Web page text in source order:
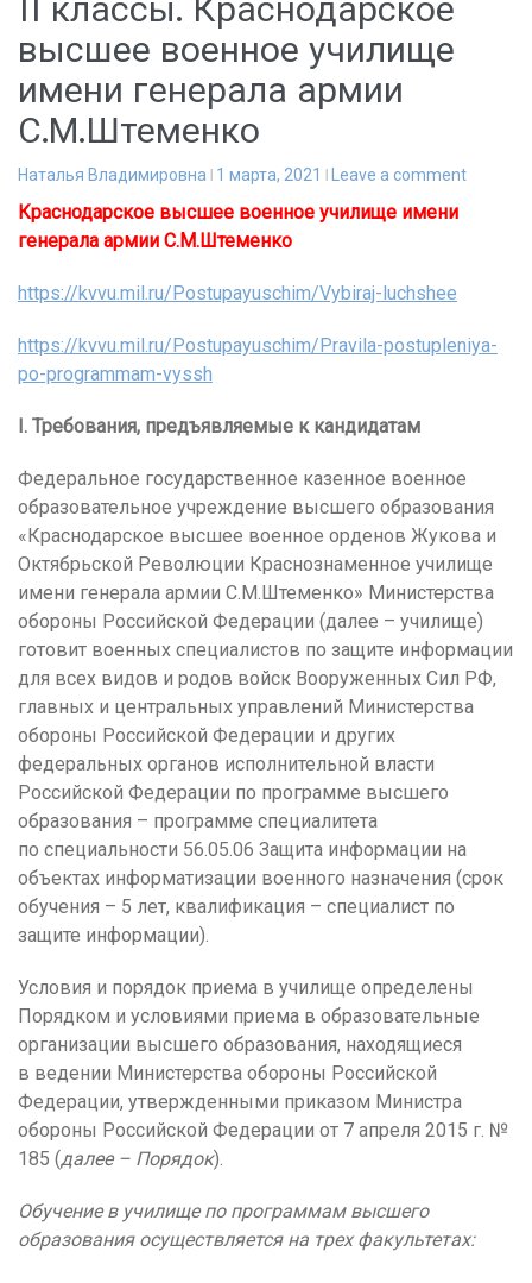
высшее военное училище
имени генерала армии
С.М.Штеменко
Наталья Владимировна 1 марта, 2021 Leave a comment
Краснодарское высшее военное училище имени
генерала армии С.М.Штеменко
https://kvvu.mil.ru/Postupayuschim/Vybiraj-luchshee
https://kvvu.mil.ru/Postupayuschim/Pravila-postupleniya-
po-programmam-vyssh
I. Требования, предъявляемые к кандидатам
Федеральное государственное казенное военное
образовательное учреждение высшего образования
«Краснодарское высшее военное орденов Жукова и
Октябрьской Революции Краснознаменное училище
имени генерала армии С.М.Штеменко» Министерства
обороны Российской Федерации (далее – училище)
готовит военных специалистов по защите информации
для всех видов и родов войск Вооруженных Сил РФ,
главных и центральных управлений Министерства
обороны Российской Федерации и других
федеральных органов исполнительной власти
Российской Федерации по программе высшего
образования – программе специалитета
по специальности 56.05.06 Защита информации на
объектах информатизации военного назначения (срок
обучения – 5 лет, квалификация – специалист по
защите информации).
Условия и порядок приема в училище определены
Порядком и условиями приема в образовательные
организации высшего образования, находящиеся
в ведении Министерства обороны Российской
Федерации, утвержденными приказом Министра
обороны Российской Федерации от 7 апреля 2015 г. №
185 (далее – Порядок).
Обучение в училище по программам высшего
образования осуществляется на трех факультетах: